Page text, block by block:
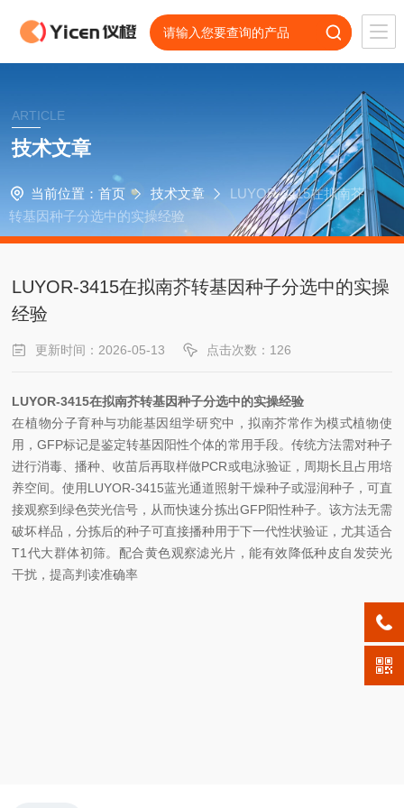
ARTICLE
技术文章
当前位置： 首页 技术文章
LUYOR-3415在拟南芥
转基因种子分选中的实操经验
LUYOR-3415在拟南芥转基因种子分选中的实操
经验
更新时间：2026-05-13 点击次数：126
LUYOR-3415在拟南芥转基因种子分选中的实操经验
在植物分子育种与功能基因组学研究中，拟南芥常作为模式植物使
用，GFP标记是鉴定转基因阳性个体的常用手段。传统方法需对种子
进行消毒、播种、收苗后再取样做PCR或电泳验证，周期长且占用培
养空间。使用LUYOR-3415蓝光通道照射干燥种子或湿润种子，可直
接观察到绿色荧光信号，从而快速分拣出GFP阳性种子。该方法无需
破坏样品，分拣后的种子可直接播种用于下一代性状验证，尤其适合
T1代大群体初筛。配合黄色观察滤光片，能有效降低种皮自发荧光
干扰，提高判读准确率